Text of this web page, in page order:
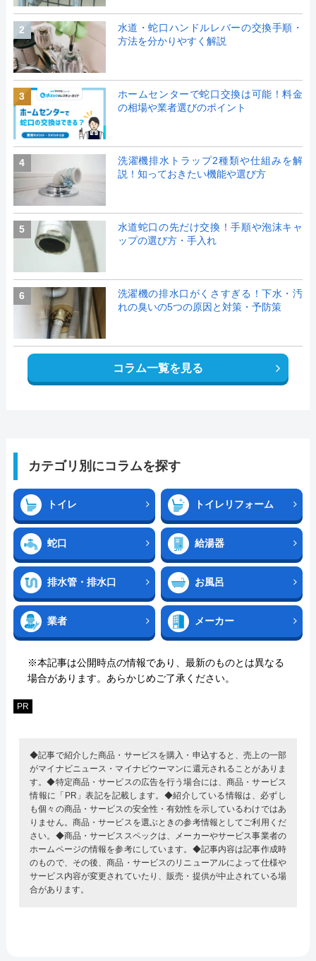
2
水道・蛇口ハンドルレバーの交換手順・
方法を分かりやすく解説
3
ホームセンターで蛇口交換は可能！料金
の相場や業者選びのポイント
4
洗濯機排水トラップ2種類や仕組みを解
説！知っておきたい機能や選び方
5
水道蛇口の先だけ交換！手順や泡沫キャ
ップの選び方・手入れ
6
洗濯機の排水口がくさすぎる！下水・汚
れの臭いの5つの原因と対策・予防策
コラム一覧を見る
カテゴリ別にコラムを探す
トイレ トイレリフォーム
蛇口 給湯器
排水管・排水口 お風呂
業者 メーカー
※本記事は公開時点の情報であり、最新のものとは異なる
場合があります。あらかじめご了承ください。
PR
◆記事で紹介した商品・サービスを購入・申込すると、売上の一部
がマイナビニュース・マイナビウーマンに還元されることがありま
す。◆特定商品・サービスの広告を行う場合には、商品・サービス
情報に「PR」表記を記載します。◆紹介している情報は、必ずし
も個々の商品・サービスの安全性・有効性を示しているわけではあ
りません。商品・サービスを選ぶときの参考情報としてご利用くだ
さい。◆商品・サービススペックは、メーカーやサービス事業者の
ホームページの情報を参考にしています。◆記事内容は記事作成時
のもので、その後、商品・サービスのリニューアルによって仕様や
サービス内容が変更されていたり、販売・提供が中止されている場
合があります。